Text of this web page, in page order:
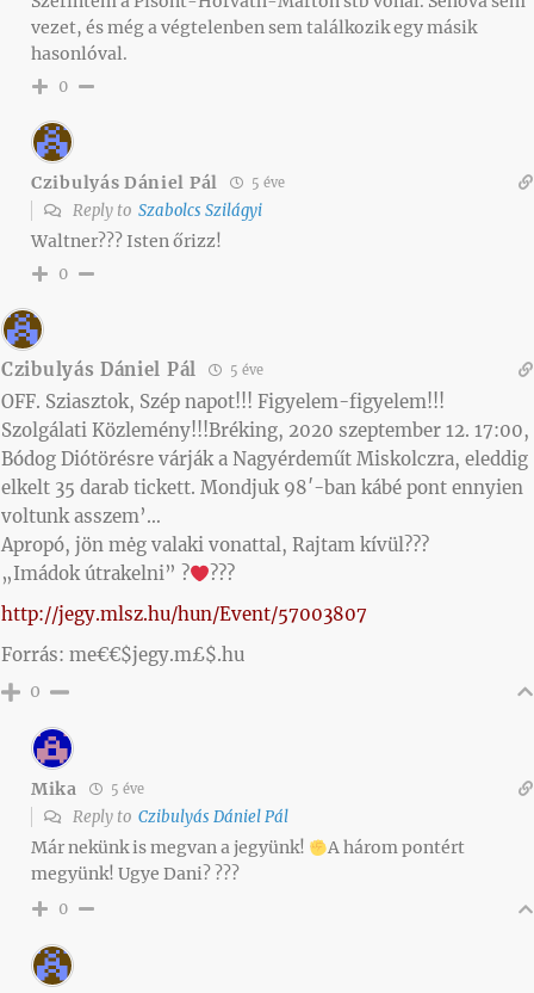
vezet, és még a végtelenben sem találkozik egy másik
hasonlóval.
0
Czibulyás Dániel Pál 5 éve
Reply to Szabolcs Szilágyi
Waltner??? Isten őrizz!
0
Czibulyás Dániel Pál 5 éve
OFF. Sziasztok, Szép napot!!! Figyelem-figyelem!!!
Szolgálati Közlemény!!!Bréking, 2020 szeptember 12. 17:00,
Bódog Diótörésre várják a Nagyérdeműt Miskolczra, eleddig
elkelt 35 darab tickett. Mondjuk 98′-ban kábé pont ennyien
voltunk asszem’…
Apropó, jön mėg valaki vonattal, Rajtam kívül???
„Imádok útrakelni” ?
???
http://jegy.mlsz.hu/hun/Event/57003807
Forrás: me€€$jegy.m£$.hu
0
Mika 5 éve
Reply to Czibulyás Dániel Pál
Már nekünk is megvan a jegyünk!
A három pontért
megyünk! Ugye Dani? ???
0